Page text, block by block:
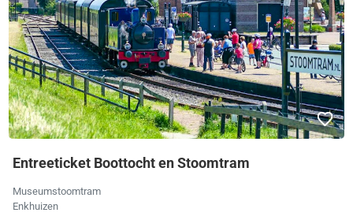
Entreeticket Boottocht en Stoomtram
Museumstoomtram
Enkhuizen